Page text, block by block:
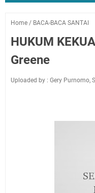
Home / BACA-BACA SANTAI
HUKUM
Greene
Uploaded by : Gery Purnomo,